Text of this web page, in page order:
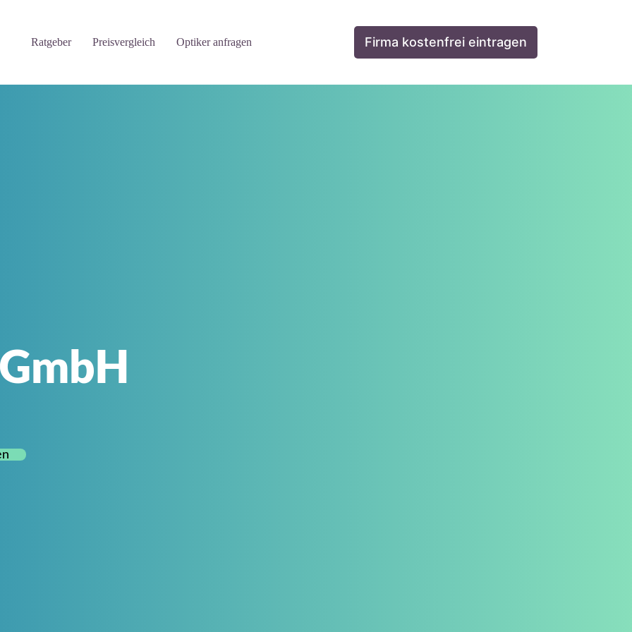
Ratgeber
Preisvergleich Optiker anfragen Firma kostenfrei eintragen